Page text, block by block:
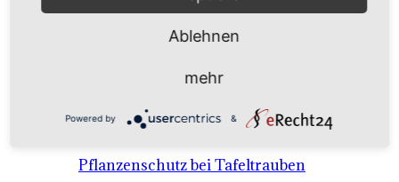
Anbausysteme & Recht
Tafeltrauben A-Z Sortenbeschreibungen
Tafeltraubenanbau - rechtliche
Voraussetzungen
Pflanzenschutz bei Tafeltrauben
Ablehnen
mehr
Powered by &